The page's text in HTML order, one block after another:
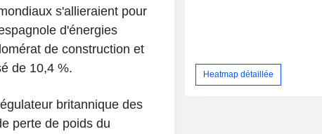
s'allieraient pour
d'énergies
de construction et
de 10,4 %.
britannique des
perte de poids du
Heatmap détaillée